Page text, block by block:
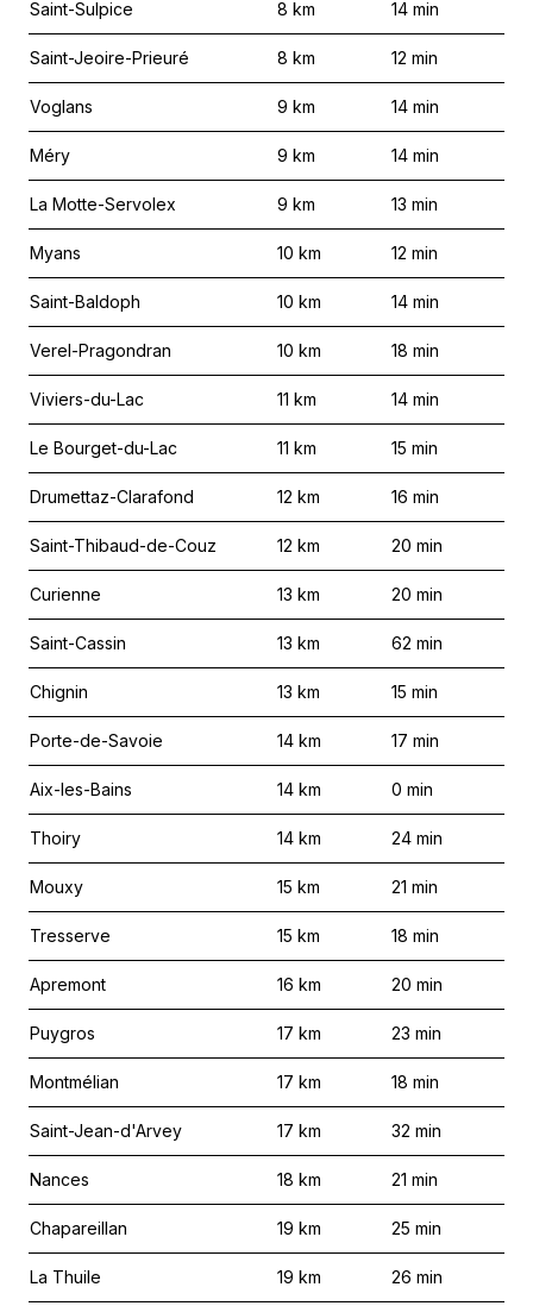
Saint-Sulpice 8 km 14 min
Saint-Jeoire-Prieuré 8 km 12 min
Voglans 9 km 14 min
Méry 9 km 14 min
La Motte-Servolex 9 km 13 min
Myans 10 km 12 min
Saint-Baldoph 10 km 14 min
Verel-Pragondran 10 km 18 min
Viviers-du-Lac 11 km 14 min
Le Bourget-du-Lac 11 km 15 min
Drumettaz-Clarafond 12 km 16 min
Saint-Thibaud-de-Couz 12 km 20 min
Curienne 13 km 20 min
Saint-Cassin 13 km 62 min
Chignin 13 km 15 min
Porte-de-Savoie 14 km 17 min
Aix-les-Bains 14 km 0 min
Thoiry 14 km 24 min
Mouxy 15 km 21 min
Tresserve 15 km 18 min
Apremont 16 km 20 min
Puygros 17 km 23 min
Montmélian 17 km 18 min
Saint-Jean-d'Arvey 17 km 32 min
Nances 18 km 21 min
Chapareillan 19 km 25 min
La Thuile 19 km 26 min